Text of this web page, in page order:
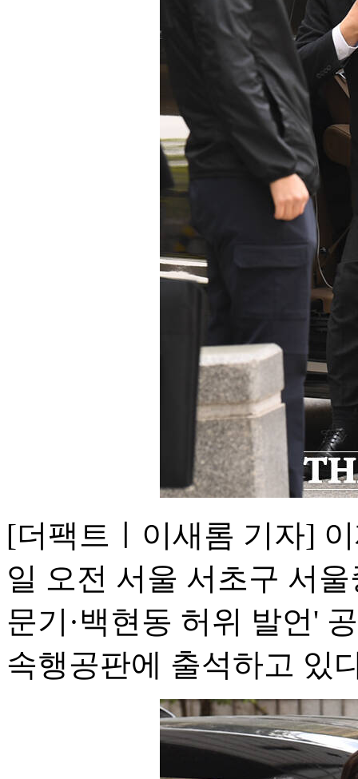
[더팩트ㅣ이새롬 기자]
일 오전 서울 서초구 서
문기·백현동 허위 발언'
속행공판에 출석하고 있